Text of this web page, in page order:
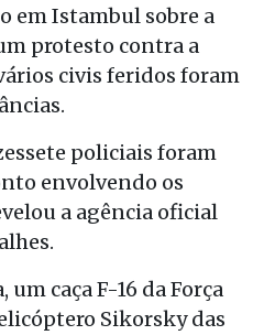
em Istambul sobre a
protesto contra a
civis feridos foram
policiais foram
envolvendo os
a agência oficial
caça F-16 da Força
Sikorsky das